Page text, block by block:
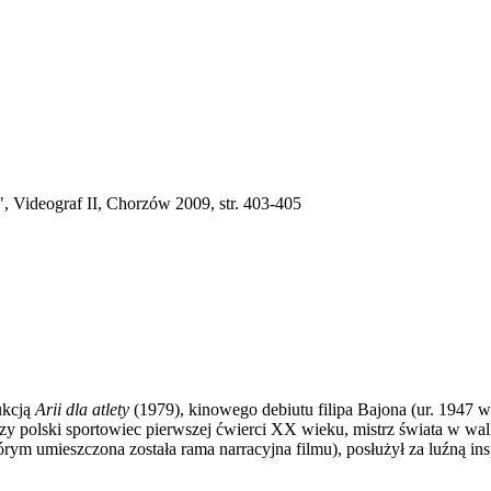
Videograf II, Chorzów 2009, str. 403-405
Arii dla atlety (1979), kinowego debiutu filipa Bajona (ur. 1947
polski sportowiec pierwszej ćwierci XX wieku, mistrz świata w
umieszczona została rama narracyjna filmu), posłużył za luźną